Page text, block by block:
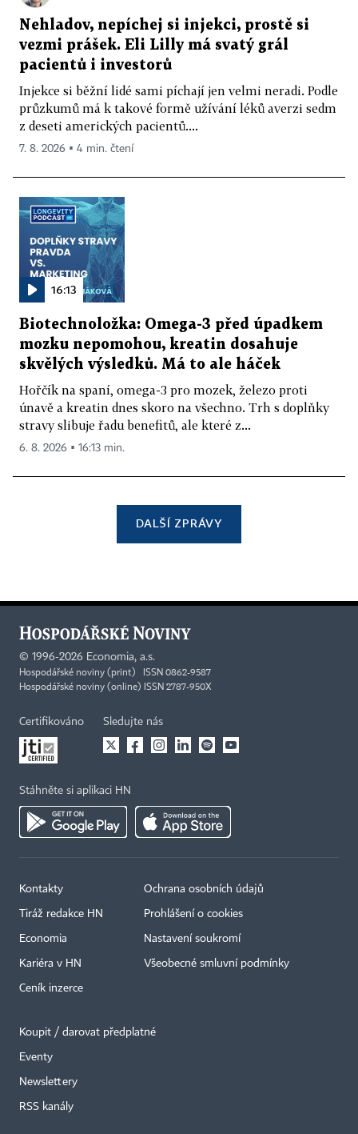
Nehladov, nepíchej si injekci, prostě si
vezmi prášek. Eli Lilly má svatý grál
pacientů i investorů
Injekce si běžní lidé sami píchají jen velmi neradi. Podle
průzkumů má k takové formě užívání léků averzi sedm
z deseti amerických pacientů....
7. 8. 2026 ▪ 4 min. čtení
16:13
Biotechnoložka: Omega-3 před úpadkem
mozku nepomohou, kreatin dosahuje
skvělých výsledků. Má to ale háček
Hořčík na spaní, omega-3 pro mozek, železo proti
únavě a kreatin dnes skoro na všechno. Trh s doplňky
stravy slibuje řadu benefitů, ale které z...
6. 8. 2026 ▪ 16:13 min.
DALŠÍ ZPRÁVY
© 1996-2026 Economia, a.s.
Hospodářské noviny (print) ISSN 0862-9587
Hospodářské noviny (online) ISSN 2787-950X
Certifikováno Sledujte nás
Stáhněte si aplikaci HN
Kontakty
Tiráž redakce HN
Economia
Kariéra v HN
Ceník inzerce
Ochrana osobních údajů
Prohlášení o cookies
Nastavení soukromí
Všeobecné smluvní podmínky
Koupit / darovat předplatné
Eventy
Newslettery
RSS kanály